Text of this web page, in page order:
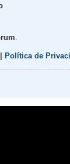
Política de